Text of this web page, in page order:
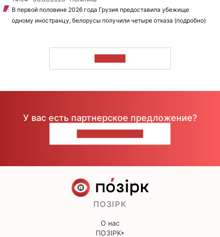
В первой половине 2026 года Грузия предоставила убежище
одному иностранцу, белорусы получили четыре отказа (подробно)
У вас есть партнерское предложение?
ПОЗІРК
О нас
ПОЗІРК+